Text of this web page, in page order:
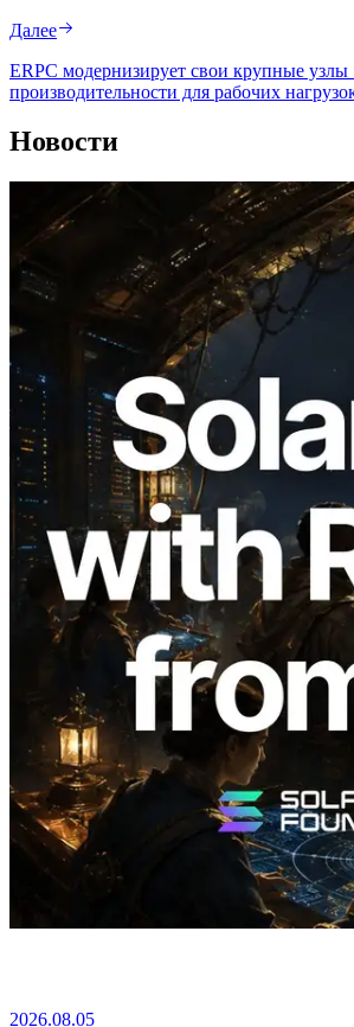
Далее
ERPC модернизирует свои крупные
производительности для рабочих
Новости
2026.08.05